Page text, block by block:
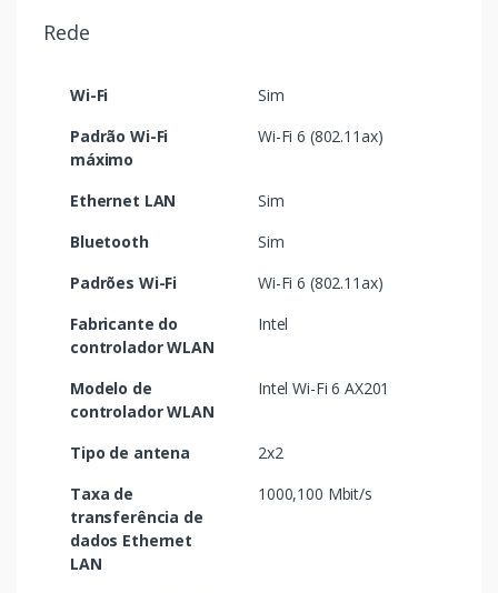
Rede
Wi-Fi
Sim
Padrão Wi-Fi
máximo
Wi-Fi 6 (802.11ax)
Ethernet LAN
Sim
Bluetooth
Sim
Padrões Wi-Fi
Wi-Fi 6 (802.11ax)
Fabricante do
controlador WLAN
Intel
Modelo de
controlador WLAN
Intel Wi-Fi 6 AX201
Tipo de antena
2x2
Taxa de
transferência de
dados Ethernet
LAN
1000,100 Mbit/s